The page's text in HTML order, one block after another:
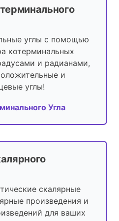
углы с помощью
котерминальных
и радианами,
и
углы!
Угла
скалярные
произведения и
для ваших